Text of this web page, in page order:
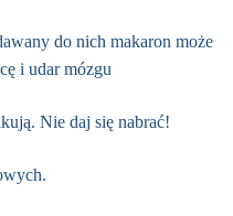
do nich makaron może
i udar mózgu
Nie daj się nabrać!